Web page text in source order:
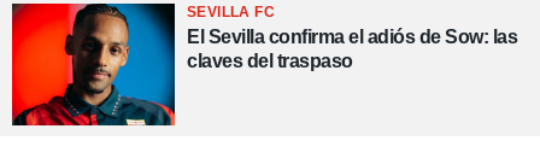
SEVILLA FC
El Sevilla confirma el adiós de Sow: las
claves del traspaso